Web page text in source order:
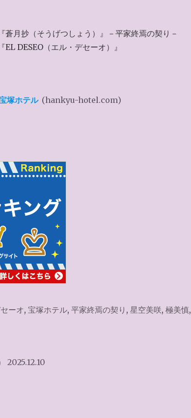
蒼月抄（そうげつしょう）』－平家終焉の契り－
EL DESEO（エル・デセーオ）』
塚ホテル (hankyu-hotel.com)
ーオ, 宝塚ホテル, 平家終焉の契り , 星空美咲, 極美慎,
2025.12.10